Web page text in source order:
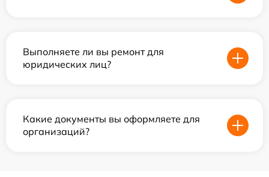
Выполняете ли вы ремонт для
юридических лиц?
Какие документы вы оформляете для
организаций?